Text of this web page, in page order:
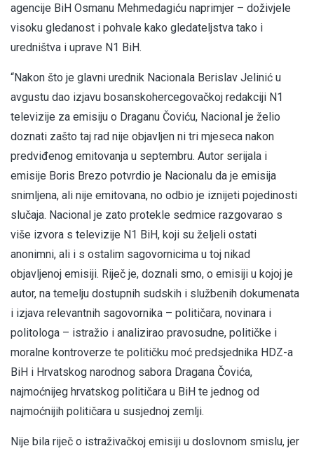
agencije BiH Osmanu Mehmedagiću naprimjer – doživjele
visoku gledanost i pohvale kako gledateljstva tako i
uredništva i uprave N1 BiH.
“Nakon što je glavni urednik Nacionala Berislav Jelinić u
avgustu dao izjavu bosanskohercegovačkoj redakciji N1
televizije za emisiju o Draganu Čoviću, Nacional je želio
doznati zašto taj rad nije objavljen ni tri mjeseca nakon
predviđenog emitovanja u septembru. Autor serijala i
emisije Boris Brezo potvrdio je Nacionalu da je emisija
snimljena, ali nije emitovana, no odbio je iznijeti pojedinosti
slučaja. Nacional je zato protekle sedmice razgovarao s
više izvora s televizije N1 BiH, koji su željeli ostati
anonimni, ali i s ostalim sagovornicima u toj nikad
objavljenoj emisiji. Riječ je, doznali smo, o emisiji u kojoj je
autor, na temelju dostupnih sudskih i službenih dokumenata
i izjava relevantnih sagovornika – političara, novinara i
politologa – istražio i analizirao pravosudne, političke i
moralne kontroverze te političku moć predsjednika HDZ-a
BiH i Hrvatskog narodnog sabora Dragana Čovića,
najmoćnijeg hrvatskog političara u BiH te jednog od
najmoćnijih političara u susjednoj zemlji.
Nije bila riječ o istraživačkoj emisiji u doslovnom smislu, jer